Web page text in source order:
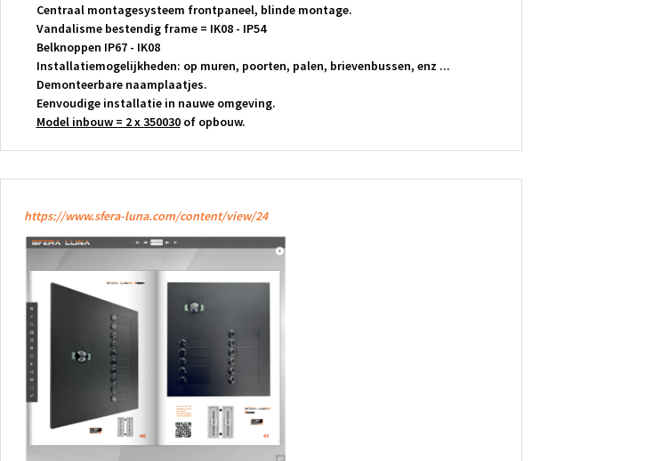
Centraal montagesysteem frontpaneel, blinde montage.
Vandalisme bestendig frame = IK08 - IP54
Belknoppen IP67 - IK08
Installatiemogelijkheden: op muren, poorten, palen, brievenbussen, enz ...
Demonteerbare naamplaatjes.
Eenvoudige installatie in nauwe omgeving.
Model inbouw = 2 x 350030of opbouw.
https://www.sfera-luna.com/content/view/24